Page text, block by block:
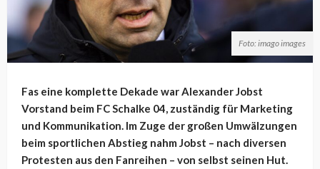
Foto: imago images
Fas eine komplette Dekade war Alexander Jobst
Vorstand beim FC Schalke 04, zuständig für Marketing
und Kommunikation. Im Zuge der großen Umwälzungen
beim sportlichen Abstieg nahm Jobst – nach diversen
Protesten aus den Fanreihen – von selbst seinen Hut.